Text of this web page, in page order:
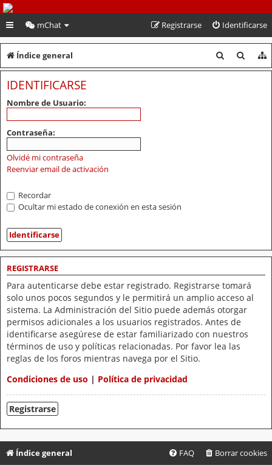
PeruVoley.com
mChat Identificarse
Registrarse
Índice general
u
u
IDENTIFICARSE
Nombre de Usuario:
Contraseña:
Olvidé mi contraseña
Reenviar email de activación
Recordar
Ocultar mi estado de conexión en esta sesión
REGISTRARSE
Para autenticarse debe estar registrado. Registrarse tomará
solo unos pocos segundos y le permitirá un amplio acceso al
sistema. La Administración del Sitio puede además otorgar
permisos adicionales a los usuarios registrados. Antes de
identificarse asegúrese de estar familiarizado con nuestros
términos de uso y políticas relacionadas. Por favor lea las
reglas de los foros mientras navega por el Sitio.
Condiciones de uso | Política de privacidad
Registrarse
Índice general Borrar cookies
FAQ